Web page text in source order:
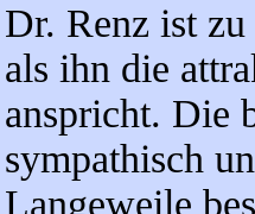
Dr. Renz ist zu
als ihn die
anspricht. Die
sympathisch
Langeweile